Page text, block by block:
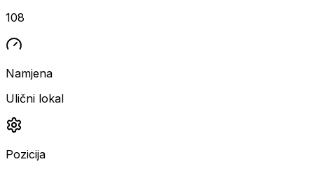
108
Namjena
Ulični lokal
Pozicija